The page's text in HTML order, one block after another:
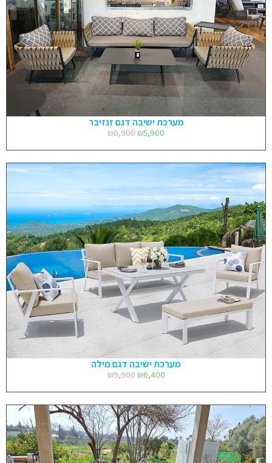
מערכת ישיבה דגם זנזיבר
₪8,900 ₪5,900
מערכת ישיבה דגם מילה
₪9,900 ₪6,400